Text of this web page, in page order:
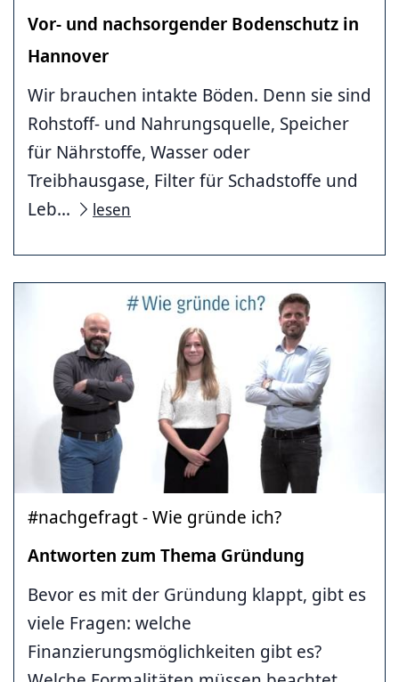
Vor- und nachsorgender Bodenschutz in
Hannover
Wir brauchen intakte Böden. Denn sie sind
Rohstoff- und Nahrungsquelle, Speicher
für Nährstoffe, Wasser oder
Treibhausgase, Filter für Schadstoffe und
Leb...
lesen
#nachgefragt - Wie gründe ich?
Antworten zum Thema Gründung
Bevor es mit der Gründung klappt, gibt es
viele Fragen: welche
Finanzierungsmöglichkeiten gibt es?